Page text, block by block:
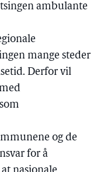
ambulante
mange steder
Derfor vil
og de
for å